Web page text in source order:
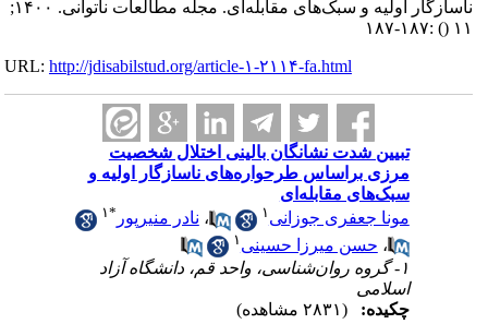
ناسازگار اولیه و سبک‌های مقابله‌ای. مجله مطالعات ناتوانی. ۱۴۰۰;
۱۱ () :۱۸۷-۱۸۷
URL:http://jdisabilstud.org/article-۱-۲۱۱۴-fa.html
تبیین شدت نشانگان بالینی اختلال شخصیت
مرزی براساس طرحواره‌های ناسازگار اولیه و
سبک‌های مقابله‌ای
مونا جعفری جوزانی
،نادر منیرپور ۱
،حسن میرزا حسینی
۱- گروه روان‌شناسی، واحد قم، دانشگاه آزاد
اسلامی
چکیده: